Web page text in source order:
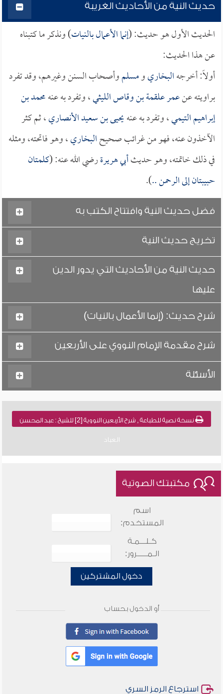
حديث النية من الأحاديث الغريبة
الحديث الأول هو حديث: (إنما الأعمال بالنيات) ونذكر ما كتبناه
عن هذا الحديث:
أولاً: أخرجهالبخاريومسلموأصحاب السنن وغيرهم، وقد تفرد
براويته عنعمرعلقمة بن وقاص الليثي، وتفرد به عنهمحمد بن
إبراهيم التيمي، وتفرد به عنهيحيى بن سعيد الأنصاري، ثم كثر
الآخذون عنه، فهو من غرائب صحيحالبخاري، وهو فاتحته، ومثله
في ذلك خاتمته، وهو حديثأبي هريرةرضي الله عنه: (كلمتان
حبيبتان إلى الرحمن ..).
فضل حديث النية وافتتاح الكتب به
تخريج حديث النية
حديث النية من الأحاديث التي يدور الدين
عليها
شرح حديث: (إنما الأعمال بالنيات)
شرح مقدمة الإمام النووي على الأربعين
الأسئلة
نسخة نصية للطباعة , شرح الأربعين النووية [2] للشيخ : عبد المحسن
العباد
مكتبتك الصوتية
اسم
المستخدم:
كـلـــمـة
الـمـــــرور:
دخول المشتركين
أو الدخول بحساب
استرجاع الرمز السري